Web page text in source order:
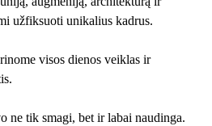
užfiksuoti unikalius kadrus.
visos dienos veiklas ir
ne tik smagi, bet ir labai naudinga.